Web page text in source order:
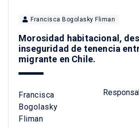
Francisca Bogolasky Fliman
Morosidad habitacional,
inseguridad de tenencia
migrante en Chile.
Francisca
Bogolasky
Fliman